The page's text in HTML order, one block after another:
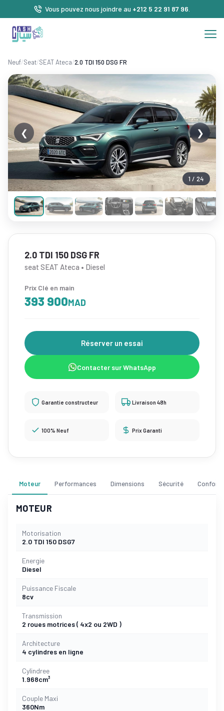
Vous pouvez nous joindre au +212 5 22 91 87 96
Neuf/Seat/SEAT Ateca/2.0 TDI 150 DSG FR
1 / 24
❮ ❯
2.0 TDI 150 DSG FR
seat SEAT Ateca • Diesel
Prix Clé en main
393 900MAD
Réserver un essai
Contacter sur WhatsApp
Garantie constructeur Livraison 48h
100% Neuf Prix Garanti
Moteur Performances Dimensions Sécurité Confort
MOTEUR
Motorisation
2.0 TDI 150 DSG7
Energie
Diesel
Puissance Fiscale
8cv
Transmission
2 roues motrices ( 4x2 ou 2WD )
Architecture
4 cylindres en ligne
Cylindree
1.968cm³
Couple Maxi
360Nm